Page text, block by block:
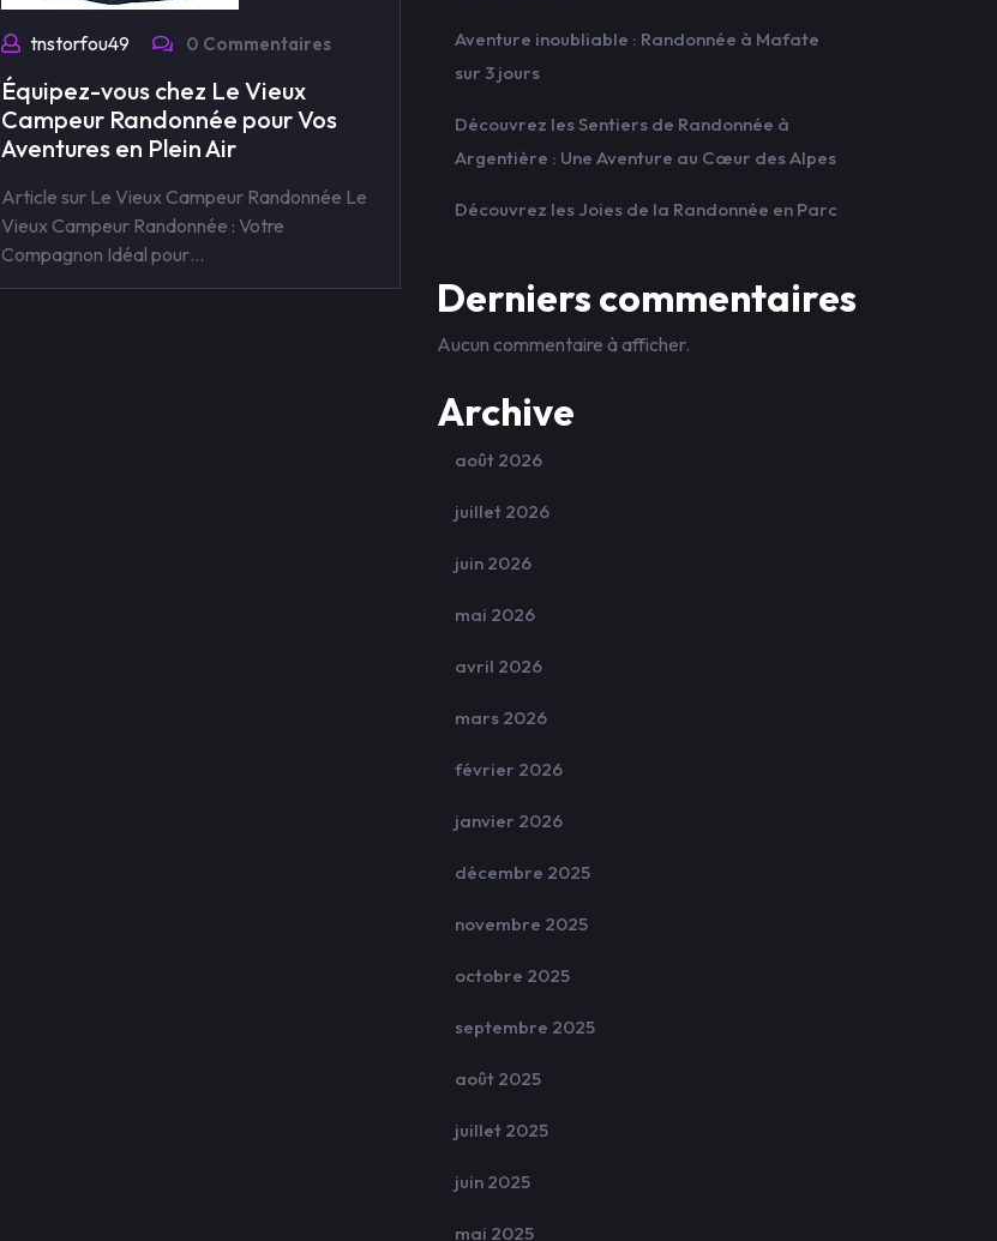
tnstorfou49 0 Commentaires
Équipez-vous chez Le Vieux
Campeur Randonnée pour Vos
Aventures en Plein Air
Article sur Le Vieux Campeur Randonnée Le
Vieux Campeur Randonnée : Votre
Compagnon Idéal pour…
Aventure inoubliable : Randonnée à Mafate
sur 3 jours
Découvrez les Sentiers de Randonnée à
Argentière : Une Aventure au Cœur des Alpes
Découvrez les Joies de la Randonnée en Parc
Derniers commentaires
Aucun commentaire à afficher.
Archive
août 2026
juillet 2026
juin 2026
mai 2026
avril 2026
mars 2026
février 2026
janvier 2026
décembre 2025
novembre 2025
octobre 2025
septembre 2025
août 2025
juillet 2025
juin 2025
mai 2025